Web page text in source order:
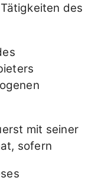
des
mit seiner
sofern